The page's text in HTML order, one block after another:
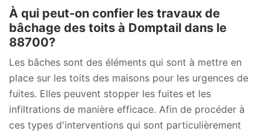
À qui peut-on confier les travaux de
bâchage des toits à Domptail dans le
88700?
Les bâches sont des éléments qui sont à mettre en
place sur les toits des maisons pour les urgences de
fuites. Elles peuvent stopper les fuites et les
infiltrations de manière efficace. Afin de procéder à
ces types d'interventions qui sont particulièrement